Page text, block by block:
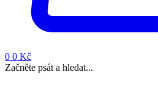
0 0 Kč
Začněte psát a hledat...